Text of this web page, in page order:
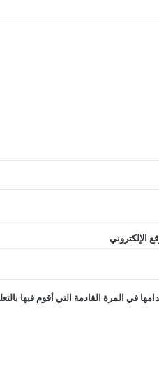
عن استعداده للتوصل إلى
منظمة الصحة العالمية: تفشي
الإلكتروني
في المرة القادمة التي أقوم فيها